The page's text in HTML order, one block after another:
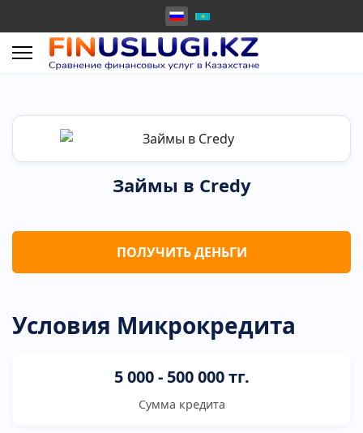
Займы в Credy
ПОЛУЧИТЬ ДЕНЬГИ
Условия Микрокредита
5 000 - 500 000 тг.
Сумма кредита